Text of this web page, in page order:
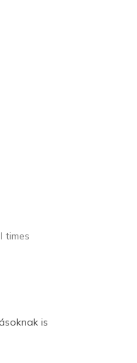
times
is